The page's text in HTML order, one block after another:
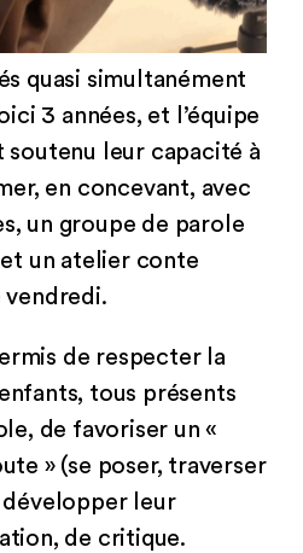
quasi simultanément
3 années, et l’équipe
soutenu leur capacité à
en concevant, avec
un groupe de parole
et un atelier conte
vendredi.
de respecter la
tous présents
de favoriser un «
» (se poser, traverser
leur
de critique.